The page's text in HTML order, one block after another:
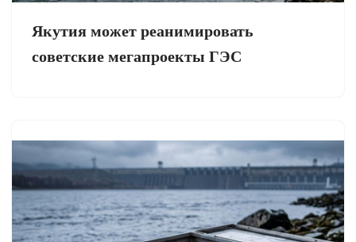
Якутия может реанимировать
советские мегапроекты ГЭС